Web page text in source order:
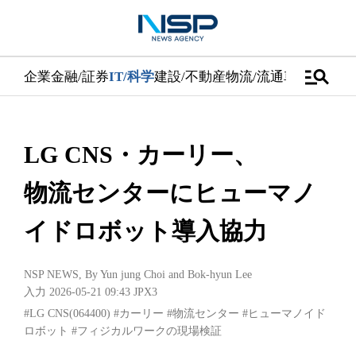
企業金融/証券IT/科学建設/不動産物流/流通車 医学/健康
manage_search
LG CNS・カーリー、
物流センターにヒューマノ
イドロボット導入協力
NSP NEWS, By Yun jung Choi and Bok-hyun Lee
入力 2026-05-21 09:43 JPX3
#LG CNS(064400) #カーリー #物流センター #ヒューマノイド
ロボット #フィジカルワークの現場検証